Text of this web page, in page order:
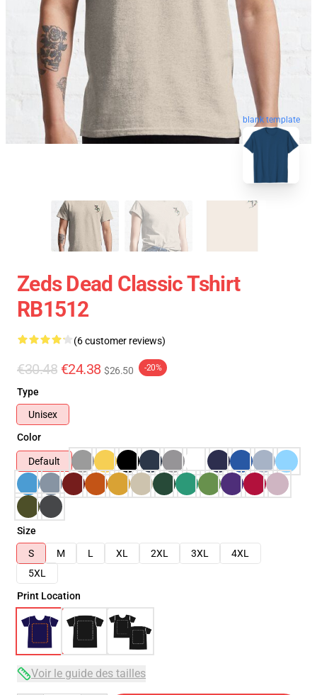
blank template
Zeds Dead Classic Tshirt
RB1512
(6 customer reviews)
€30.48 €24.38 $26.50 -20%
Type
Unisex
Color
Default
Size
S
M L XL 2XL 3XL
4XL
5XL
Print Location
Voir le guide des tailles